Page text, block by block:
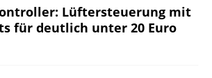
Lüftersteuerung mit
für deutlich unter 20 Euro